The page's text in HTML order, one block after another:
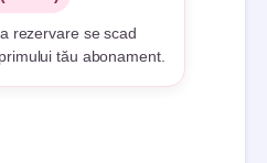
rezervare se scad
tău abonament.